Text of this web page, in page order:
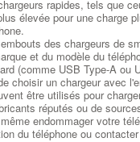
rapides, tels que
élevée pour une charge
des chargeurs de
et du modèle du
(comme USB Type-A ou
choisir un chargeur avec
être utilisés pour
réputés ou de
endommager votre
du téléphone ou